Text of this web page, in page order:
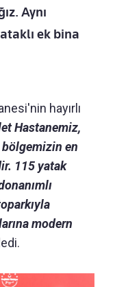
Aynı
ek bina
hayırlı
Hastanemiz,
bölgemizin en
115 yatak
modern